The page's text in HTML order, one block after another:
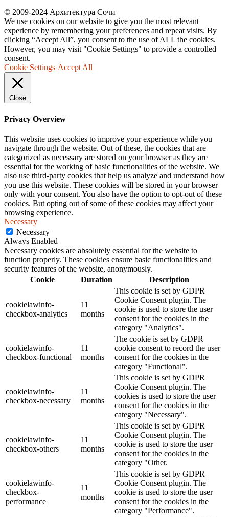
© 2009-2024 Архитектура Сочи
We use cookies on our website to give you the most relevant
experience by remembering your preferences and repeat visits. By
clicking “Accept All”, you consent to the use of ALL the cookies.
However, you may visit "Cookie Settings" to provide a controlled
consent.
Cookie Settings Accept All
Close
Privacy Overview
This website uses cookies to improve your experience while you
navigate through the website. Out of these, the cookies that are
categorized as necessary are stored on your browser as they are
essential for the working of basic functionalities of the website. We
also use third-party cookies that help us analyze and understand how
you use this website. These cookies will be stored in your browser
only with your consent. You also have the option to opt-out of these
cookies. But opting out of some of these cookies may affect your
browsing experience.
Necessary
Necessary
Always Enabled
Necessary cookies are absolutely essential for the website to
function properly. These cookies ensure basic functionalities and
security features of the website, anonymously.
Cookie
Duration Description
cookielawinfo-
checkbox-analytics
11
months
This cookie is set by GDPR
Cookie Consent plugin. The
cookie is used to store the user
consent for the cookies in the
category "Analytics".
cookielawinfo-
checkbox-functional
11
months
The cookie is set by GDPR
cookie consent to record the user
consent for the cookies in the
category "Functional".
cookielawinfo-
checkbox-necessary
11
months
This cookie is set by GDPR
Cookie Consent plugin. The
cookies is used to store the user
consent for the cookies in the
category "Necessary".
cookielawinfo-
checkbox-others
11
months
This cookie is set by GDPR
Cookie Consent plugin. The
cookie is used to store the user
consent for the cookies in the
category "Other.
cookielawinfo-
checkbox-
performance
11
months
This cookie is set by GDPR
Cookie Consent plugin. The
cookie is used to store the user
consent for the cookies in the
category "Performance".